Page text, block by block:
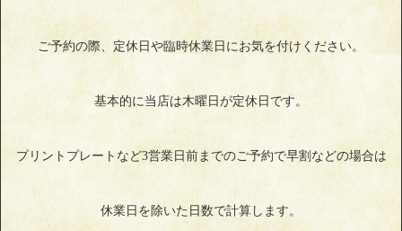
ご予約の際、定休日や臨時休業日にお気を付けください。
基本的に当店は木曜日が定休日です。
プリントプレートなど3営業日前までのご予約で早割などの場合は
休業日を除いた日数で計算します。